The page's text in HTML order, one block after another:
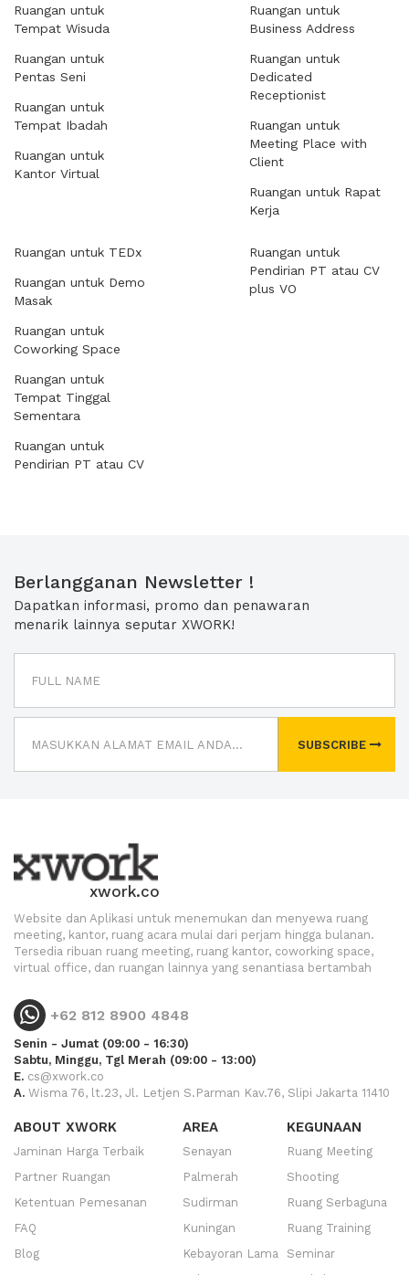
Ruangan untuk
Tempat Wisuda
Ruangan untuk
Pentas Seni
Ruangan untuk
Tempat Ibadah
Ruangan untuk
Kantor Virtual
Ruangan untuk
Business Address
Ruangan untuk
Dedicated
Receptionist
Ruangan untuk
Meeting Place with
Client
Ruangan untuk Rapat
Kerja
Ruangan untuk TEDx
Ruangan untuk Demo
Masak
Ruangan untuk
Coworking Space
Ruangan untuk
Tempat Tinggal
Sementara
Ruangan untuk
Pendirian PT atau CV
Ruangan untuk
Pendirian PT atau CV
plus VO
Berlangganan Newsletter !
Dapatkan informasi, promo dan penawaran
menarik lainnya seputar XWORK!
SUBSCRIBE
xwork.co
Website dan Aplikasi untuk menemukan dan menyewa ruang
meeting, kantor, ruang acara mulai dari perjam hingga bulanan.
Tersedia ribuan ruang meeting, ruang kantor, coworking space,
virtual office, dan ruangan lainnya yang senantiasa bertambah
+62 812 8900 4848
Senin - Jumat (09:00 - 16:30)
Sabtu, Minggu, Tgl Merah (09:00 - 13:00)
E. cs@xwork.co
A. Wisma 76, lt.23, Jl. Letjen S.Parman Kav.76, Slipi Jakarta 11410
ABOUT XWORK
Jaminan Harga Terbaik
Partner Ruangan
Ketentuan Pemesanan
FAQ
Blog
AREA
Senayan
Palmerah
Sudirman
Kuningan
Kebayoran Lama
KEGUNAAN
Ruang Meeting
Shooting
Ruang Serbaguna
Ruang Training
Seminar